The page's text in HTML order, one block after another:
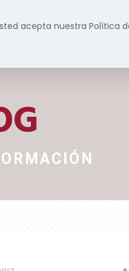
Servicios Prensa y
acepta nuestra Política